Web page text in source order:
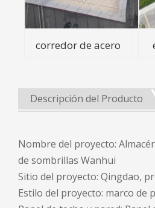
corredor de acero
Descripción del Producto
Nombre del proyecto:
de sombrillas Wanhui
Sitio del proyecto: Qingdao,
Estilo del proyecto: marco de